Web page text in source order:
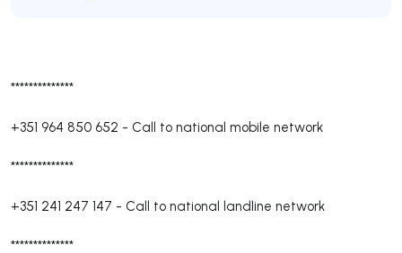
**************
+351 964 850 652 - Call to national mobile network
**************
+351 241 247 147 - Call to national landline network
**************